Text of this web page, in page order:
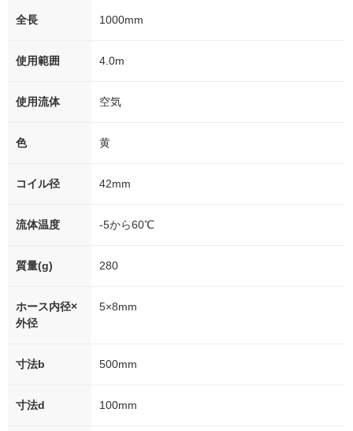
全長 1000mm
使用範囲 4.0m
使用流体 空気
色 黄
コイル径 42mm
流体温度 -5から60℃
質量(g) 280
ホース内径×
外径
5×8mm
寸法b 500mm
寸法d 100mm